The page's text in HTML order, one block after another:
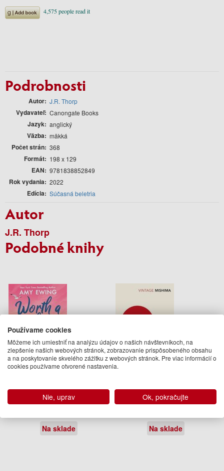
Podrobnosti
Autor J.R. Thorp
Vydavateľ Canongate Books
Jazyk anglický
Väzba mäkká
Počet strán 368
Formát 198 x 129
EAN 9781838852849
Rok vydania 2022
Edícia Súčasná beletria
Autor
J.R. Thorp
Podobné knihy
Amy Ewing
Na sklade
Yukio Mishima
Na sklade
Používame cookies
Môžeme ich umiestniť na analýzu údajov o našich návštevníkoch, na
zlepšenie našich webových stránok, zobrazovanie prispôsobeného obsahu
a na poskytovanie skvelého zážitku z webových stránok. Pre viac informácií o
cookies používame otvorené nastavenia.
Nie, uprav Ok, pokračujte